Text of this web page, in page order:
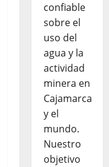
confiable
sobre el
uso del
agua y la
actividad
minera en
Cajamarca
y el
mundo.
Nuestro
objetivo